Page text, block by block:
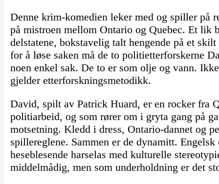
Denne krim-komedien leker med og spiller på
på mistroen mellom Ontario og Quebec. Et lik
delstatene, bokstavelig talt hengende på et
for å løse saken må de to politietterforskerne
noen enkel sak. De to er som olje og vann.
gjelder etterforskningsmetodikk.
David, spilt av Patrick Huard, er en rocker fra
politiarbeid, og som rører om i gryta gang på
motsetning. Kledd i dress, Ontario-dannet og
spillereglene. Sammen er de dynamitt.
heseblesende harselas med kulturelle
middelmådig, men som underholdning er det